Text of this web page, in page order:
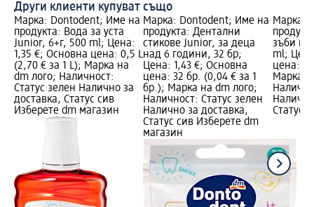
Други клиенти купуват също
Марка: Dontodent; Име на
продукта: Вода за уста
Junior, 6+г, 500 ml; Цена:
1,35 €; Основна цена: 0,5 L
(2,70 € за 1 L); Марка на
dm лого; Наличност:
Статус зелен Налично за
доставка, Статус сив
Изберете dm магазин
Марка: Dontodent; Име на
продукта: Дентални
стикове Junior, за деца
над 6 години, 32 бр;
Цена: 1,43 €; Основна
цена: 32 бр. (0,04 € за 1
бр.); Марка на dm лого;
Наличност: Статус зелен
Налично за доставка,
Статус сив Изберете dm
магазин
Марка:
зъби
ml;
цена:
Марка
Статус